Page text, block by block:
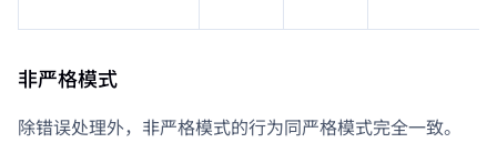
非严格模式
除错误处理外，非严格模式的行为同严格模式完全一致。